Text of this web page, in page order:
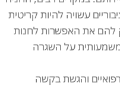
עשויה להיות קריטית
להם את האפשרות לחנות
על השגרה
והגשת בקשה